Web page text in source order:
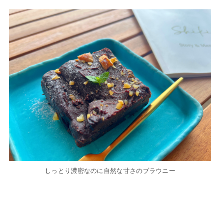
しっとり濃密なのに自然な甘さのブラウニー